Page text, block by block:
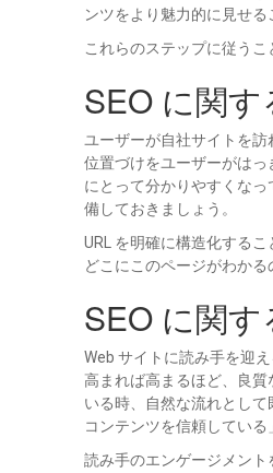
ンツをより魅力的に見せる
これらのステップに従う
SEO に関
ユーザーが自社サイトを
位置づけをユーザーがは
にとって分かりやすくな
備しておきましょう。
URL を明確に構造化する
どこにこのページがわか
SEO に関
Web サイトに読み手を迎
高まれば高まるほど、良
いる時、自然な流れとし
コンテンツを信頼している
読み手のエンゲージメン